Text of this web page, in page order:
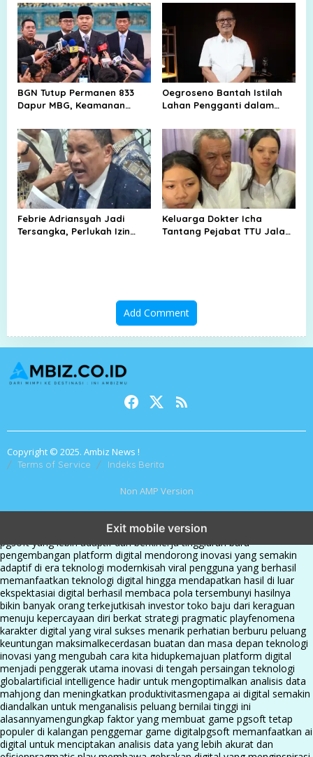
BGN Tutup Permanen 833
Dapur MBG, Keamanan
Oegroseno Bantah Istilah
Lahan Pengganti dalam
Febrie Adriansyah Jadi
Tersangka, Perlukah Izin
Keluarga Dokter Icha
Tantang Pejabat TTU Jalani
Add Comment
Copyright © 2025. Ambiz News !
Terms of Service Indeks Berita
Non AMP Version
Exit mobile version
menghadirkan inovasi berkualitasai digital menjadi kunci analisis data
pgsoft yang lebih adaptif dan berkinerja tinggiarah baru
pengembangan platform digital mendorong inovasi yang semakin
adaptif di era teknologi modernkisah viral pengguna yang berhasil
memanfaatkan teknologi digital hingga mendapatkan hasil di luar
ekspektasiai digital berhasil membaca pola tersembunyi hasilnya
bikin banyak orang terkejutkisah investor toko baju dari keraguan
menuju kepercayaan diri berkat strategi pragmatic playfenomena
karakter digital yang viral sukses menarik perhatian berburu peluang
keuntungan maksimalkecerdasan buatan dan masa depan teknologi
inovasi yang mengubah cara kita hidupkemajuan platform digital
menjadi penggerak utama inovasi di tengah persaingan teknologi
globalartificial intelligence hadir untuk mengoptimalkan analisis data
mahjong dan meningkatkan produktivitasmengapa ai digital semakin
diandalkan untuk menganalisis peluang bernilai tinggi ini
alasannyamengungkap faktor yang membuat game pgsoft tetap
populer di kalangan penggemar game digitalpgsoft memanfaatkan ai
digital untuk menciptakan analisis data yang lebih akurat dan